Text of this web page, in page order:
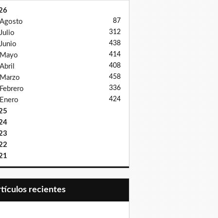
Agosto
87
Julio 312
Junio 438
Mayo 414
Abril 408
Marzo 458
Febrero 336
Enero 424
recientes